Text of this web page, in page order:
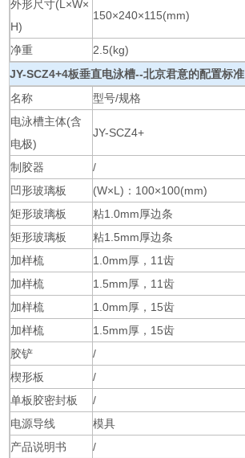
外形尺寸(L×W×
H)
150×240×115(mm)
净重
2.5(kg)
JY-SCZ4+4板垂直电泳槽--北京君意的配置标准
名称
型号/规格
电泳槽主体(含
电极)
JY-SCZ4+
制胶器 /
凹形玻璃板
(W×L)：100×100(mm)
矩形玻璃板
粘1.0mm厚边条
矩形玻璃板
粘1.5mm厚边条
加样梳
1.0mm厚，11齿
加样梳
1.5mm厚，11齿
加样梳
1.0mm厚，15齿
加样梳
1.5mm厚，15齿
胶铲
/
楔形板
/
单板胶密封板
/
电源导线
模具
产品说明书
/